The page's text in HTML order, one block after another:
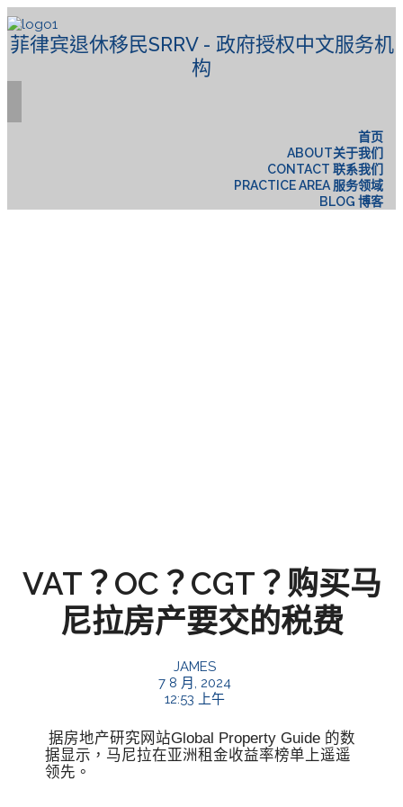
菲律宾退休移民SRRV - 政府授权中文服务机
构
首页
ABOUT关于我们
CONTACT 联系我们
PRACTICE AREA 服务领域
BLOG 博客
VAT？OC？CGT？购买马
尼拉房产要交的税费
JAMES
7 8 月, 2024
12:53 上午
据房地产研究网站Global Property Guide 的数
据显示，马尼拉在亚洲租金收益率榜单上遥遥
领先。